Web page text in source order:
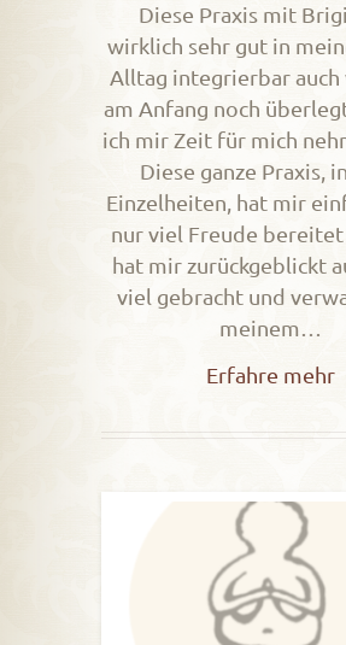
Diese Praxis mit
wirklich sehr gut in
Alltag integrierbar auch
am Anfang noch
ich mir Zeit für mich
Diese ganze Praxis,
Einzelheiten, hat mir
nur viel Freude
hat mir zurückgeblickt
viel gebracht und
meinem…
Erfahre mehr